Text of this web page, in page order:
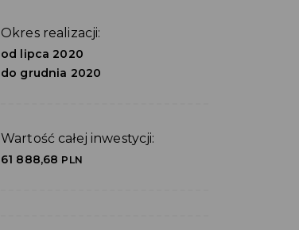
Okres realizacji:
od lipca 2020
do grudnia 2020
Wartość całej inwestycji:
61 888,68 PLN